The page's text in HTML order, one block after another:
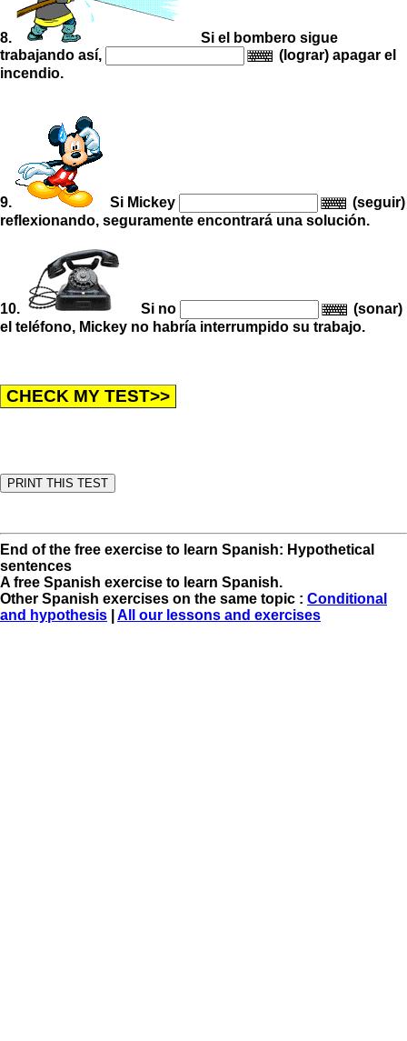
8.
Si el bombero sigue
trabajando así,
(lograr) apagar el
incendio.
9. Si Mickey
(seguir)
reflexionando, seguramente encontrará una solución.
10. Si no
(sonar)
el teléfono, Mickey no habría interrumpido su trabajo.
End of the free exercise to learn Spanish: Hypothetical
sentences
A free Spanish exercise to learn Spanish.
Other Spanish exercises on the same topic : Conditional
and hypothesis
All our lessons and exercises